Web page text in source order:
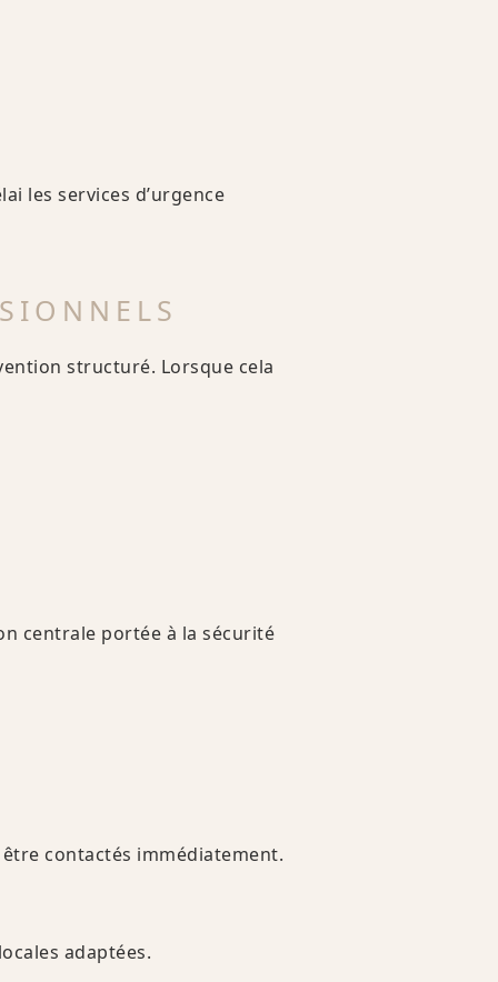
les services d’urgence
structuré. Lorsque cela
centrale portée à la sécurité
être contactés immédiatement.
adaptées.